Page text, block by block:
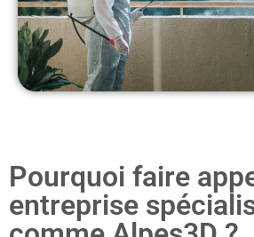
Pourquoi faire
entreprise